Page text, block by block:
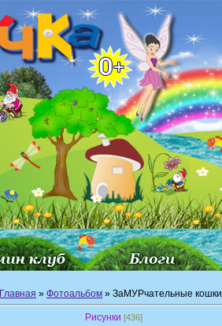
Главная » Фотоальбом » ЗаМУРчательные кошки
Рисунки [436]